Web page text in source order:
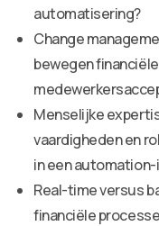
automatisering?
Change
bewegen
Menselijke
vaardigheden en
in een
Real-time versus
financiële